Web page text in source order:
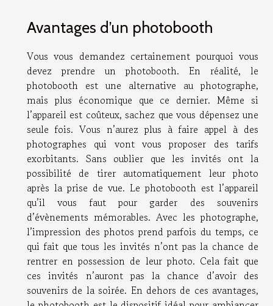
Avantages d’un photobooth
Vous vous demandez certainement pourquoi vous
devez prendre un photobooth. En réalité, le
photobooth est une alternative au photographe,
mais plus économique que ce dernier. Même si
l’appareil est coûteux, sachez que vous dépensez une
seule fois. Vous n’aurez plus à faire appel à des
photographes qui vont vous proposer des tarifs
exorbitants. Sans oublier que les invités ont la
possibilité de tirer automatiquement leur photo
après la prise de vue. Le photobooth est l’appareil
qu’il vous faut pour garder des souvenirs
d’évènements mémorables. Avec les photographe,
l’impression des photos prend parfois du temps, ce
qui fait que tous les invités n’ont pas la chance de
rentrer en possession de leur photo. Cela fait que
ces invités n’auront pas la chance d’avoir des
souvenirs de la soirée. En dehors de ces avantages,